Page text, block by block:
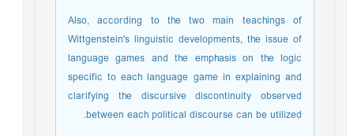
Also, according to the two main teachings of
Wittgenstein's linguistic developments, the issue of
language games and the emphasis on the logic
specific to each language game in explaining and
clarifying the discursive discontinuity observed
between each political discourse can be utilized.